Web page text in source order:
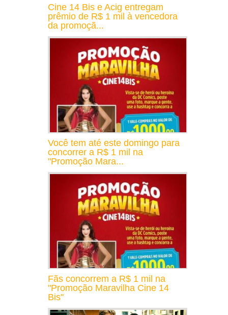
Cine 14 Bis e Acig entregam
prêmio de R$ 1 mil à vencedora
da promoçã...
Você tem até este domingo para
concorrer a R$ 1 mil na
"Promoção Mara...
Fãs concorrem a R$ 1 mil na
"Promoção Maravilha Cine 14
Bis"